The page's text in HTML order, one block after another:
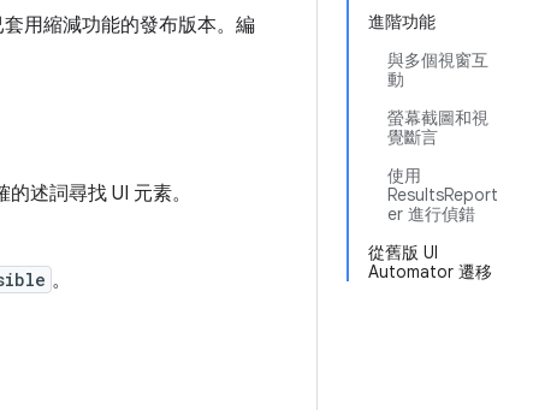
進階功能
與多個視窗互
動
螢幕截圖和視
覺斷言
使用
ResultsReport
er 進行偵錯
從舊版 UI
Automator 遷移
用縮減功能的發布版本。編
述詞尋找 UI 元素。
。